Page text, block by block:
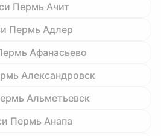
Пермь Ачит
Пермь Адлер
Афанасьево
Александровск
Альметьевск
Пермь Анапа